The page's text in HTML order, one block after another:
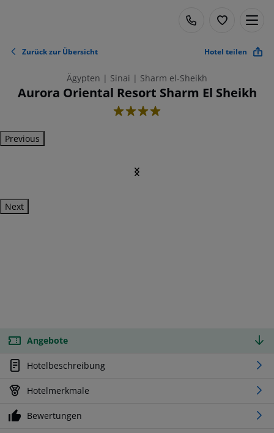
Zurück zur Übersicht Hotel teilen
Ägypten | Sinai | Sharm el-Sheikh
Aurora Oriental Resort Sharm El Sheikh
4
Previous
Next
Angebote
Hotelbeschreibung
Hotelmerkmale
Bewertungen